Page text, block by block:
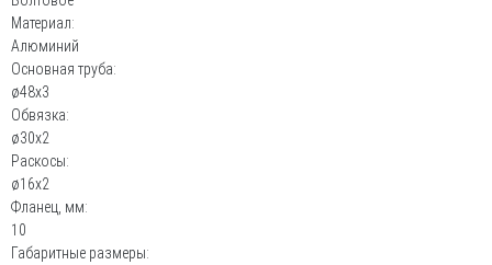
Материал:
Алюминий
Основная труба:
ø48х3
Обвязка:
ø30х2
Раскосы:
ø16х2
Фланец, мм:
10
Габаритные размеры: